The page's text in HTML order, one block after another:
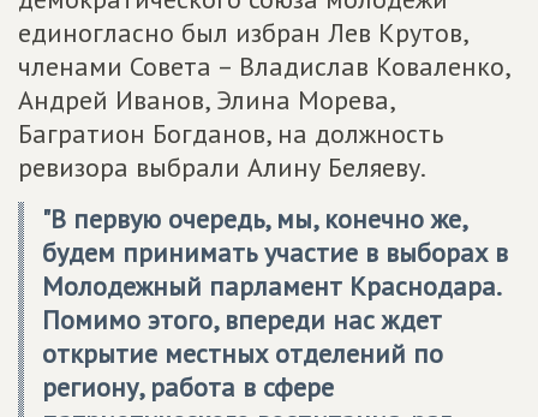
единогласно был избран Лев Крутов,
членами Совета – Владислав Коваленко,
Андрей Иванов, Элина Морева,
Багратион Богданов, на должность
ревизора выбрали Алину Беляеву.
"В первую очередь, мы, конечно же,
будем принимать участие в выборах в
Молодежный парламент Краснодара.
Помимо этого, впереди нас ждет
открытие местных отделений по
региону, работа в сфере